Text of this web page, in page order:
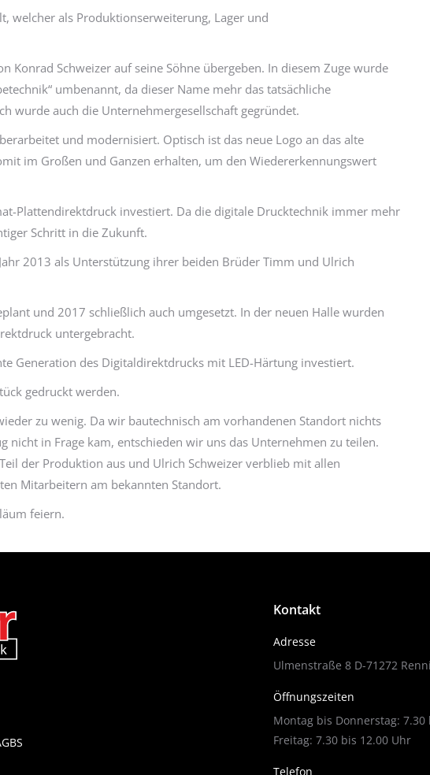
welcher als Produktionserweiterung, Lager und
Konrad Schweizer auf seine Söhne übergeben. In diesem Zuge wurde
umbenannt, da dieser Name mehr das tatsächliche
wurde auch die Unternehmergesellschaft gegründet.
und modernisiert. Optisch ist das neue Logo an das alte
im Großen und Ganzen erhalten, um den Wiedererkennungswert
Plattendirektdruck investiert. Da die digitale Drucktechnik immer mehr
Schritt in die Zukunft.
2013 als Unterstützung ihrer beiden Brüder Timm und Ulrich
und 2017 schließlich auch umgesetzt. In der neuen Halle wurden
untergebracht.
Generation des Digitaldirektdrucks mit LED-Härtung investiert.
gedruckt werden.
zu wenig. Da wir bautechnisch am vorhandenen Standort nichts
nicht in Frage kam, entschieden wir uns das Unternehmen zu teilen.
der Produktion aus und Ulrich Schweizer verblieb mit allen
Mitarbeitern am bekannten Standort.
feiern.
Kontakt
Adresse
Ulmenstraße 8 D-71272
Öffnungszeiten
Montag bis Donnerstag:
Freitag: 7.30 bis 12.00 Uhr
Telefon